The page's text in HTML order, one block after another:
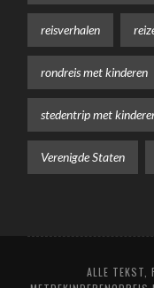
reisverhalen
rondreis met kinderen
stedentrip met
Verenigde Staten
ALLE TEKST,